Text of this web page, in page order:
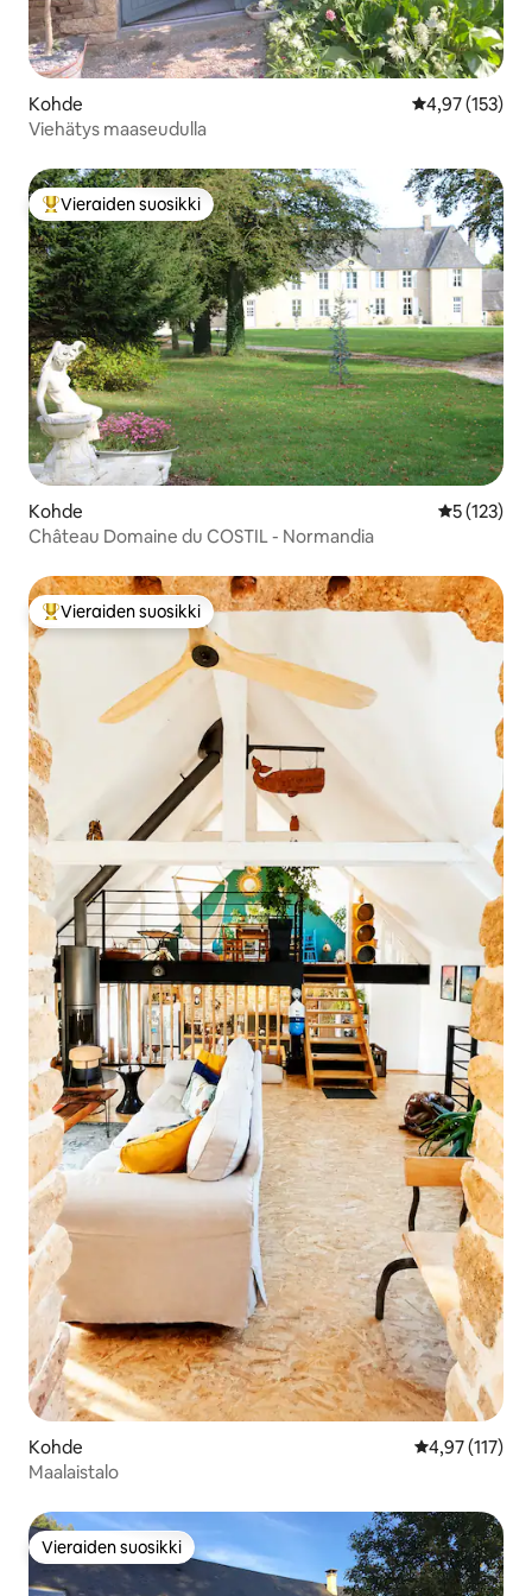
Kohde
4,97 (153)
Viehätys maaseudulla
Vieraiden suosikkien parhaimmistoa
Vieraiden suosikki
Kohde
5 (123)
Château Domaine du COSTIL - Normandia
Vieraiden suosikkien parhaimmistoa
Vieraiden suosikki
Kohde
4,97 (117)
Maalaistalo
Vieraiden suosikki
Vieraiden suosikki